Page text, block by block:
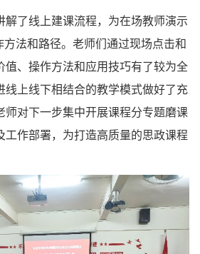
解了线上建课流程，为在场教师演示
方法和路径。老师们通过现场点击和
值、操作方法和应用技巧有了较为全
线上线下相结合的教学模式做好了充
师对下一步集中开展课程分专题磨课
工作部署，为打造高质量的思政课程